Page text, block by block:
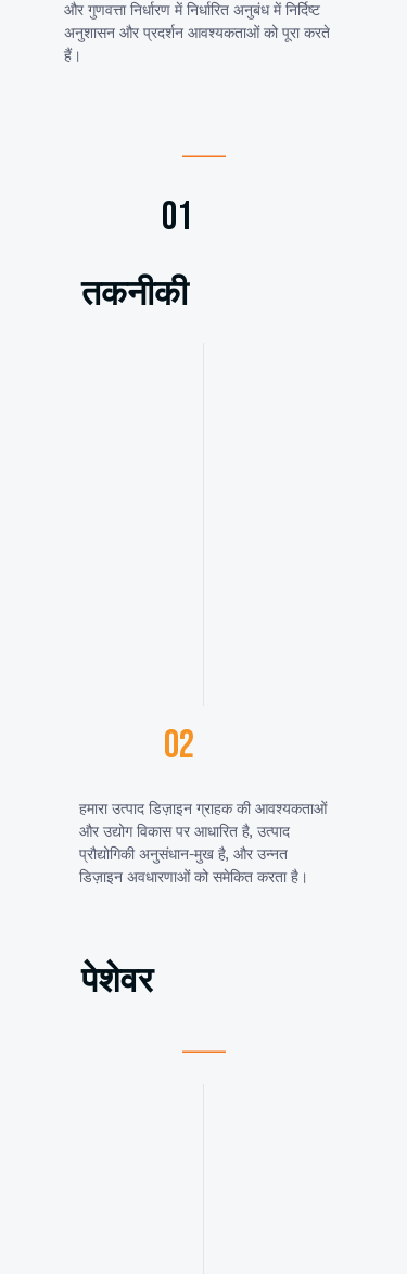
01
तकनीकी
और गुणवत्ता निर्धारण में निर्धारित अनुबंध में निर्दिष्ट
अनुशासन और प्रदर्शन आवश्यकताओं को पूरा करते
हैं।
02
पेशेवर
हमारा उत्पाद डिज़ाइन ग्राहक की आवश्यकताओं
और उद्योग विकास पर आधारित है, उत्पाद
प्रौद्योगिकी अनुसंधान-मुख है, और उन्नत
डिज़ाइन अवधारणाओं को समेकित करता है।